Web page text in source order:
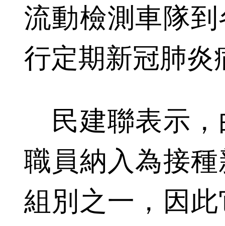
流動檢測車隊
行定期新冠肺炎
民建聯表示，
職員納入為接
組別之一，因